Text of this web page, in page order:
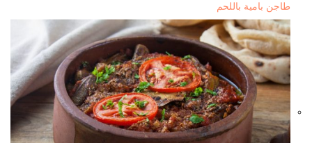
طاجن بامية باللحم